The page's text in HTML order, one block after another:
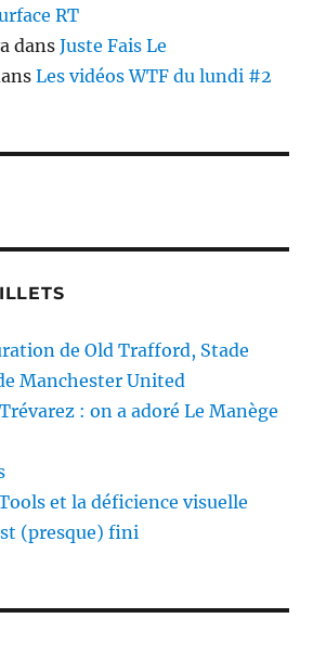
RT
dansJuste Fais Le
Les vidéos WTF du lundi #2
de Old Trafford, Stade
Manchester United
: on a adoré Le Manège
et la déficience visuelle
(presque) fini